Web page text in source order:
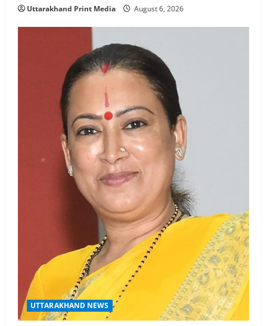
Uttarakhand Print Media August 6, 2026
UTTARAKHAND NEWS